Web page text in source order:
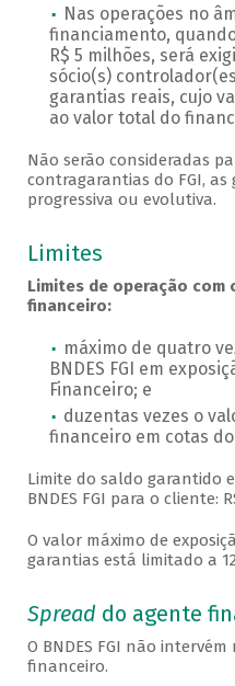
Nas operações no
financiamento,
R$ 5 milhões, será
sócio(s)
garantias reais, cujo
ao valor total do
Não serão consideradas
contragarantias do FGI,
progressiva ou evolutiva.
Limites
Limites de operação com
financeiro:
máximo de quatro
BNDES FGI em
Financeiro; e
duzentas vezes o
financeiro em cotas do
Limite do saldo garantido
BNDES FGI para o cliente:
O valor máximo de
garantias está limitado a
Spreaddo agente
O BNDES FGI não
financeiro.